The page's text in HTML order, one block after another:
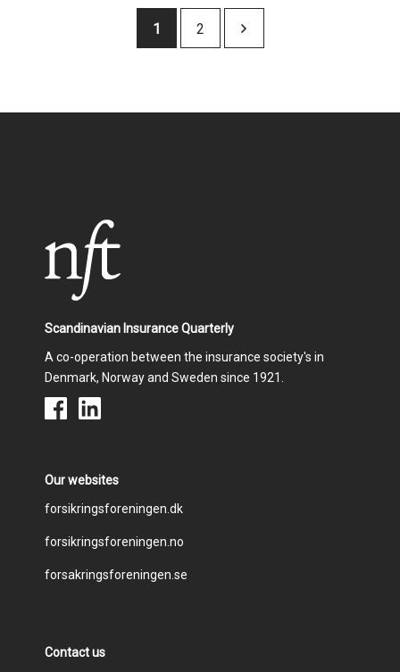
Current
1 Page
2
Scandinavian Insurance Quarterly
A co-operation between the insurance society's in
Denmark, Norway and Sweden since 1921.
Our websites
Footer
menu
forsikringsforeningen.dk
forsikringsforeningen.no
forsakringsforeningen.se
Contact us